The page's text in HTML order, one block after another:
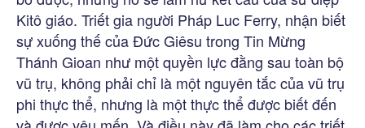
Kitô giáo. Triết gia người Pháp Luc Ferry, nhận biết
sự xuống thế của Đức Giêsu trong Tin Mừng
Thánh Gioan như một quyền lực đằng sau toàn bộ
vũ trụ, không phải chỉ là một nguyên tắc của vũ trụ
phi thực thể, nhưng là một thực thể được biết đến